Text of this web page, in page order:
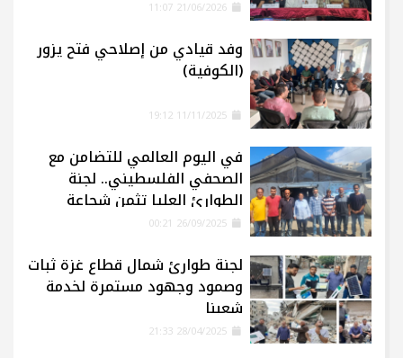
وفد قيادي من إصلاحي فتح يزور
(الكوفية)
في اليوم العالمي للتضامن مع
الصحفي الفلسطيني.. لجنة
الطوارئ العليا تثمن شجاعة
الإعلاميين في غزة
لجنة طوارئ شمال قطاع غزة ثبات
وصمود وجهود مستمرة لخدمة
شعبنا